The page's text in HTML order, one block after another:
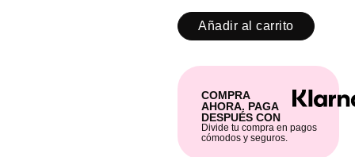
Añadir al carrito
COMPRA
AHORA. PAGA
DESPUÉS CON
Divide tu compra en pagos
cómodos y seguros.